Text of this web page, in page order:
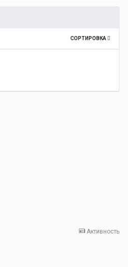
СОРТИРОВКА
Активность